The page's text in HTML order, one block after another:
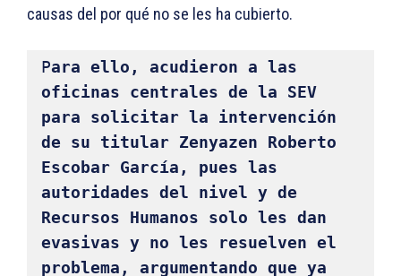
causas del por qué no se les ha cubierto.
Para ello, acudieron a las
oficinas centrales de la SEV
para solicitar la intervención
de su titular Zenyazen Roberto
Escobar García, pues las
autoridades del nivel y de
Recursos Humanos solo les dan
evasivas y no les resuelven el
problema, argumentando que ya